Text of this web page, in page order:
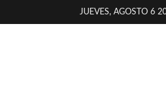
JUEVES, AGOSTO 6